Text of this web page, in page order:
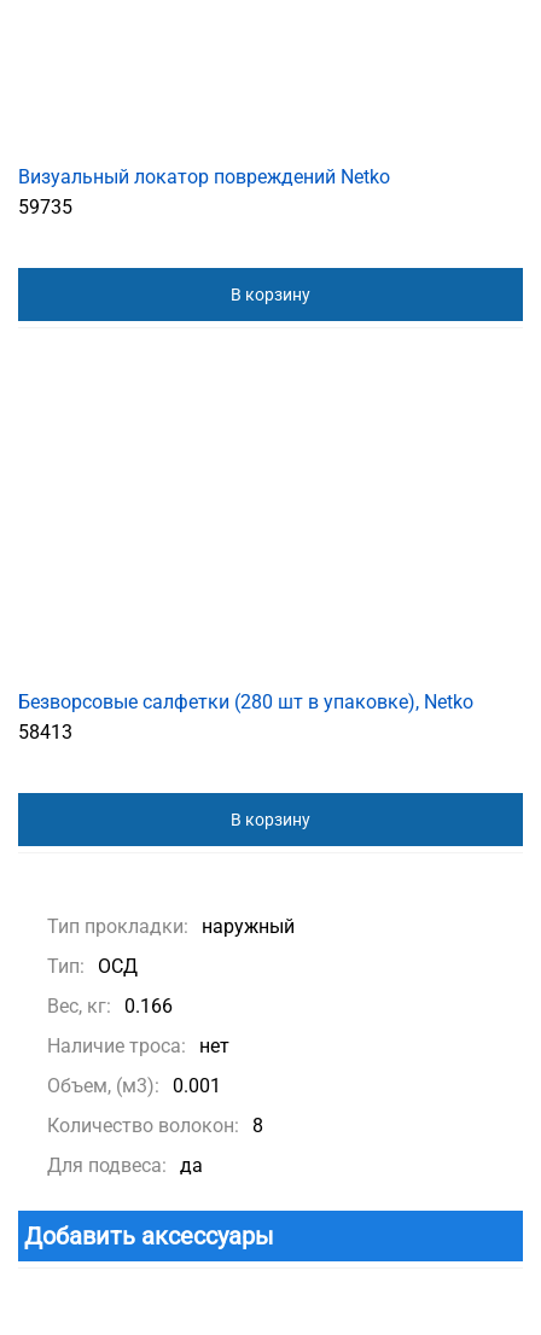
Визуальный локатор повреждений Netko
59735
В корзину
Безворсовые салфетки (280 шт в упаковке), Netko
58413
В корзину
Тип прокладки:
наружный
Тип:
ОСД
Вес, кг:
0.166
Наличие троса:
нет
Объем, (м3):
0.001
Количество волокон:
8
Для подвеса:
да
Добавить аксессуары